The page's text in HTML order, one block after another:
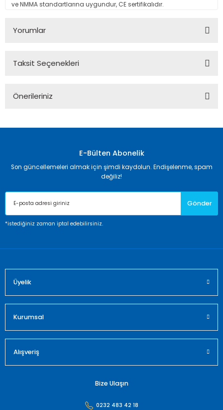
ve NMMA standartlarına uygundur, CE sertifikalıdır.
Yorumlar
Taksit Seçenekleri
Önerileriniz
Görüş ve önerileriniz için teşekkür ederiz.
Ürün resmi kalitesiz, bozuk veya görüntülenemiyor.
Ürün açıklamasında eksik bilgiler bulunuyor.
Ürün bilgilerinde hatalar bulunuyor.
E-Bülten Abonelik
Son güncellemeleri almak için şimdi kaydolun. Endişelenme, spam
değiliz!
Gönder
*istediğiniz zaman iptal edebilirsiniz.
Üyelik
Kurumsal
Alışveriş
Bize Ulaşın
0232 483 42 18